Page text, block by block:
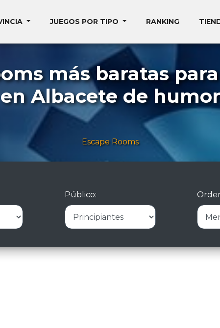
JUEGOS POR TIPO RANKING
más baratas
en Albacete de humor
Escape Rooms
Público: